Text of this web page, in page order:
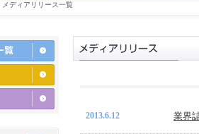
メディアリリース一覧
2013.6.12 業界